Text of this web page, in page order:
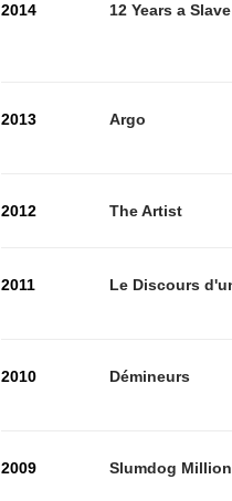
2014 12 Years a Slave
2013 Argo
2012 The Artist
2011 Le Discours
2010 Démineurs
2009 Slumdog